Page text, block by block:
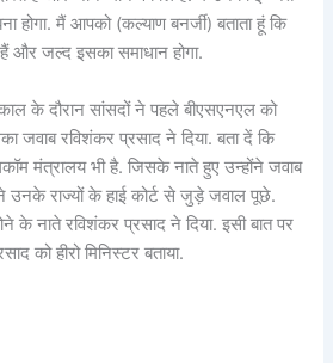
मैं आपको (कल्याण बनर्जी) बताता हूं कि
जल्द इसका समाधान होगा.
के दौरान सांसदों ने पहले बीएसएनएल को
जवाब रविशंकर प्रसाद ने दिया. बता दें कि
मंत्रालय भी है. जिसके नाते हुए उन्होंने जवाब
उनके राज्यों के हाई कोर्ट से जुड़े जवाल पूछे.
के नाते रविशंकर प्रसाद ने दिया. इसी बात पर
को हीरो मिनिस्टर बताया.